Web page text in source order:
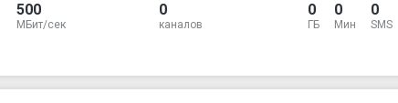
500
МБит/сек
0
каналов
0
ГБ
0
Мин
0
SMS